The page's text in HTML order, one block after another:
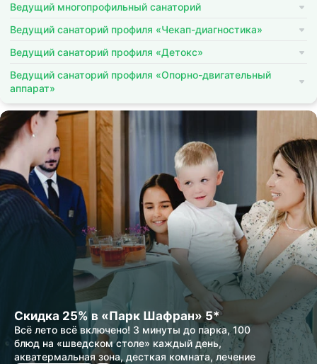
Ведущий многопрофильный санаторий
Ведущий санаторий профиля «Чекап-диагностика»
Ведущий санаторий профиля «Детокс»
Ведущий санаторий профиля «Опорно-двигательный
аппарат»
Скидка 25% в «Парк Шафран» 5*
Всё лето всё включено! 3 минуты до парка, 100
блюд на «шведском столе» каждый день,
акватермальная зона, десткая комната, лечение